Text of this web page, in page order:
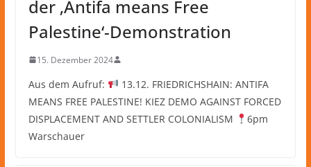
der ‚Antifa means Free
Palestine‘-Demonstration
15. Dezember 2024
Aus dem Aufruf:
13.12. FRIEDRICHSHAIN: ANTIFA
MEANS FREE PALESTINE! KIEZ DEMO AGAINST FORCED
DISPLACEMENT AND SETTLER COLONIALISM
6pm
Warschauer